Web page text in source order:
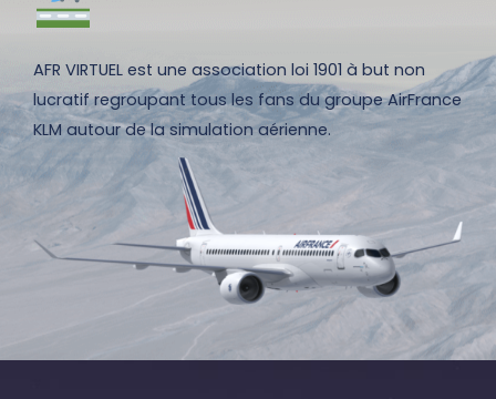
AFR VIRTUEL est une association loi 1901 à but non
lucratif regroupant tous les fans du groupe AirFrance
KLM autour de la simulation aérienne.